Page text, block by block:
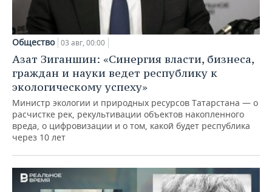
Общество 03 авг, 00:00
Азат Зиганшин: «Синергия власти, бизнеса,
граждан и науки ведет республику к
экологическому успеху»
Министр экологии и природных ресурсов Татарстана — о
расчистке рек, рекультивации объектов накопленного
вреда, о цифровизации и о том, какой будет республика
через 10 лет